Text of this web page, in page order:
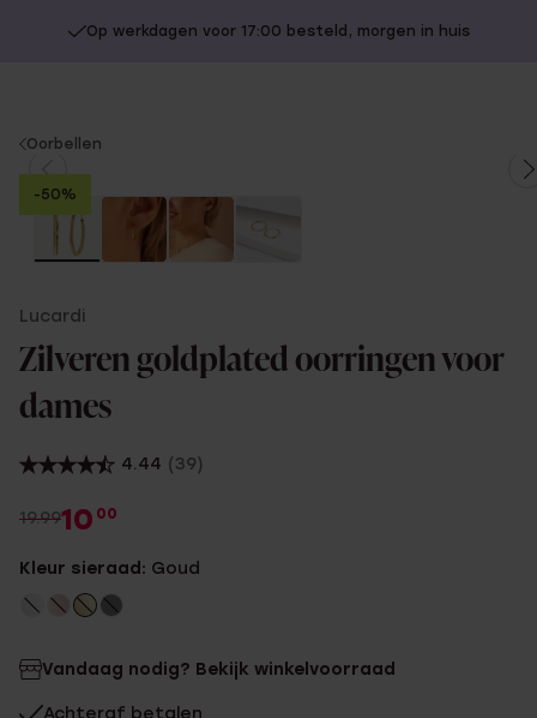
Op werkdagen voor 17:00 besteld, morgen in huis
You
are
here:
Oorbellen
-50%
Lucardi
Zilveren goldplated oorringen voor
dames
4.44 (39)
19.9910 00
Kleur sieraad: Goud
Vandaag nodig? Bekijk winkelvoorraad
Achteraf betalen